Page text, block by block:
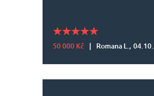
50 000 Kč | Romana L.,